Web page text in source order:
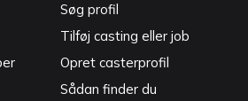
Søg profil
Tilføj casting eller job
Opret casterprofil
Sådan finder du